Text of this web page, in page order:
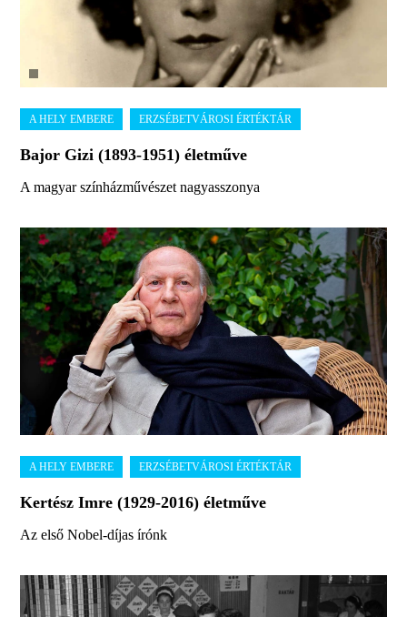
Bajor Gizi (1893-1951) életműve
A magyar színházművészet nagyasszonya
Kertész Imre (1929-2016) életműve
Az első Nobel-díjas írónk